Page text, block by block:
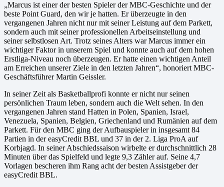
„Marcus ist einer der besten Spieler der MBC-Geschichte und der
beste Point Guard, den wir je hatten. Er überzeugte in den
vergangenen Jahren nicht nur mit seiner Leistung auf dem Parkett,
sondern auch mit seiner professionellen Arbeitseinstellung und
seiner selbstlosen Art. Trotz seines Alters war Marcus immer ein
wichtiger Faktor in unserem Spiel und konnte auch auf dem hohen
Erstliga-Niveau noch überzeugen. Er hatte einen wichtigen Anteil
am Erreichen unserer Ziele in den letzten Jahren“, honoriert MBC-
Geschäftsführer Martin Geissler.
In seiner Zeit als Basketballprofi konnte er nicht nur seinen
persönlichen Traum leben, sondern auch die Welt sehen. In den
vergangenen Jahren stand Hatten in Polen, Spanien, Israel,
Venezuela, Spanien, Belgien, Griechenland und Rumänien auf dem
Parkett. Für den MBC ging der Aufbauspieler in insgesamt 84
Partien in der easyCredit BBL und 37 in der 2. Liga ProA auf
Korbjagd. In seiner Abschiedssaison wirbelte er durchschnittlich 28
Minuten über das Spielfeld und legte 9,3 Zähler auf. Seine 4,7
Vorlagen bescheren ihm Rang acht der besten Assistgeber der
easyCredit BBL.